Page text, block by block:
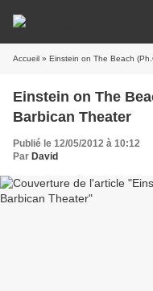
Accueil » Einstein on The Beach
Einstein on The
Barbican Theater
Publié le 12/05/2012 à 10:12
Par David